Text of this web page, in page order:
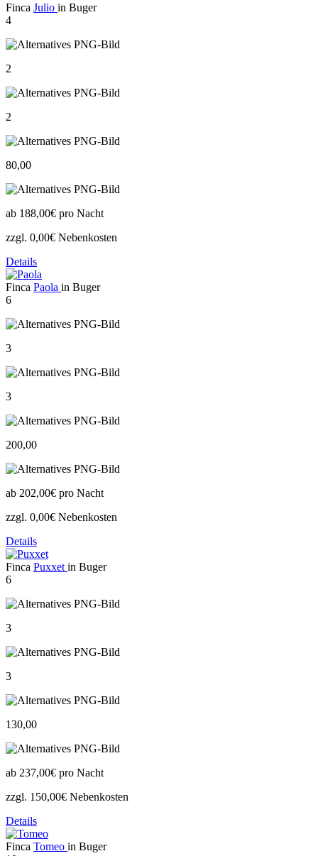
Finca Julio in Buger
4
2
2
80,00
ab 188,00€ pro Nacht
zzgl. 0,00€ Nebenkosten
Details
Finca Paola in Buger
6
3
3
200,00
ab 202,00€ pro Nacht
zzgl. 0,00€ Nebenkosten
Details
Finca Puxxet in Buger
6
3
3
130,00
ab 237,00€ pro Nacht
zzgl. 150,00€ Nebenkosten
Details
Finca Tomeo in Buger